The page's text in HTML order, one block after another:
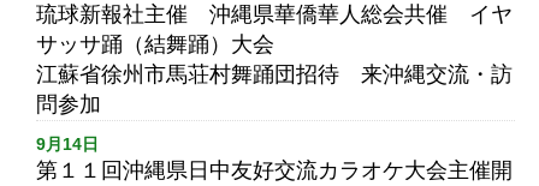
琉球新報社主催 沖縄県華僑華人総会共催 イヤ
サッサ踊（結舞踊）大会
江蘇省徐州市馬荘村舞踊団招待 来沖縄交流・訪
問参加
9月14日
第１１回沖縄県日中友好交流カラオケ大会主催開